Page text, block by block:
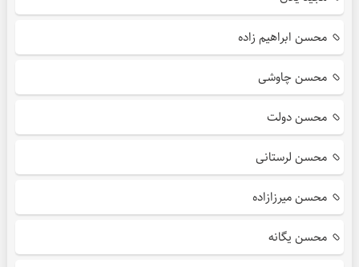
محسن ابراهیم زاده
محسن چاوشی
محسن دولت
محسن لرستانی
محسن میرزازاده
محسن یگانه